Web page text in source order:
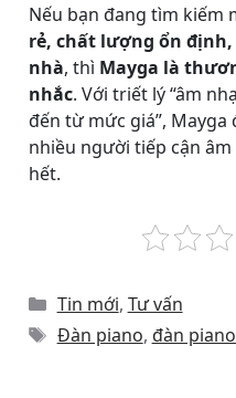
Nếu bạn đang tìm kiếm
rẻ, chất lượng ổn
nhà, thì Mayga là
nhắc. Với triết lý “âm
đến từ mức giá”,
nhiều người tiếp cận
hết.
Categories
Tin mới, Tư vấn
Tags
Đàn piano, đàn